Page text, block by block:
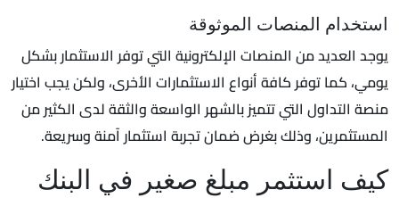
استخدام المنصات الموثوقة
يوجد العديد من المنصات الإلكترونية التي توفر الاستثمار بشكل
يومي، كما توفر كافة أنواع الاستثمارات الأخرى، ولكن يجب اختيار
منصة التداول التي تتميز بالشهر الواسعة والثقة لدى الكثير من
المستثمرين، وذلك بغرض ضمان تجربة استثمار آمنة وسريعة.
كيف استثمر مبلغ صغير في البنك